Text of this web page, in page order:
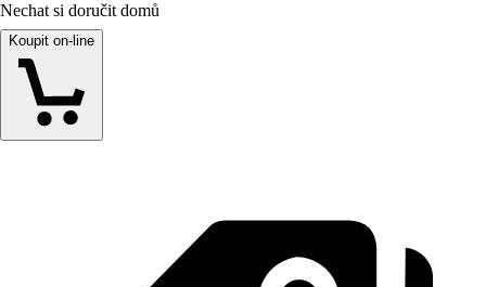
Nechat si doručit domů
Koupit on-line